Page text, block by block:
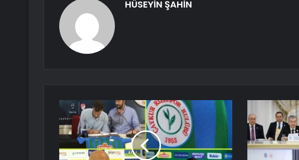
HÜSEYİN ŞAHİN